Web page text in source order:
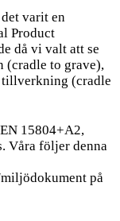
varit en
Product
då vi valt att se
(cradle to grave),
tillverkning (cradle
15804+A2,
Våra följer denna
på